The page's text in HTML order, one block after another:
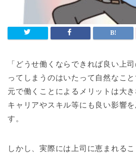
「どうせ働くならできれば良い上
ってしまうのはいたって自然なこ
元で働くことによるメリットは大
キャリアやスキル等にも良い影響
す。
しかし、実際には上司に恵まれる